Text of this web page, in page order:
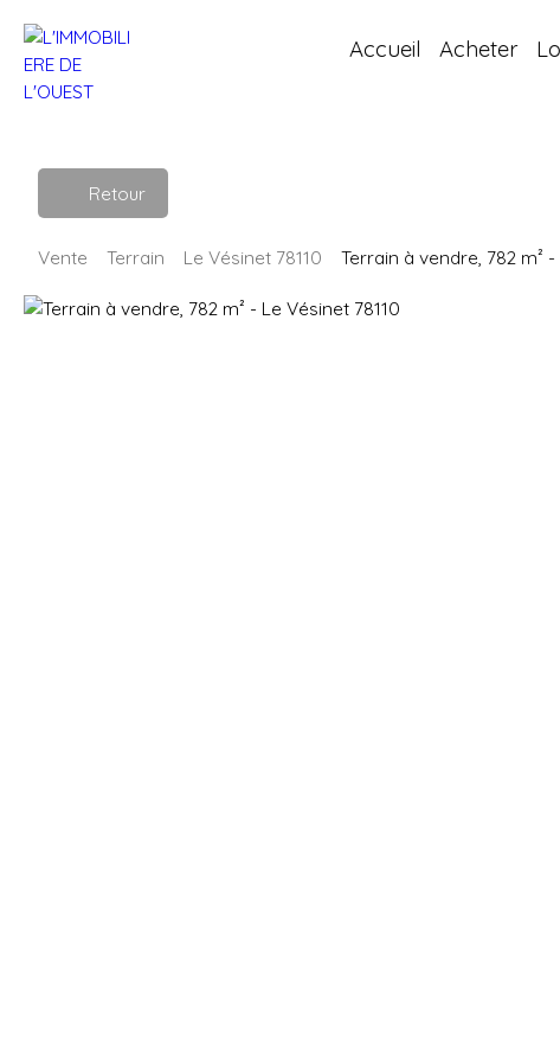
Accueil Acheter
Retour
Vente Terrain Le Vésinet 78110 Terrain à vendre, 782 m²